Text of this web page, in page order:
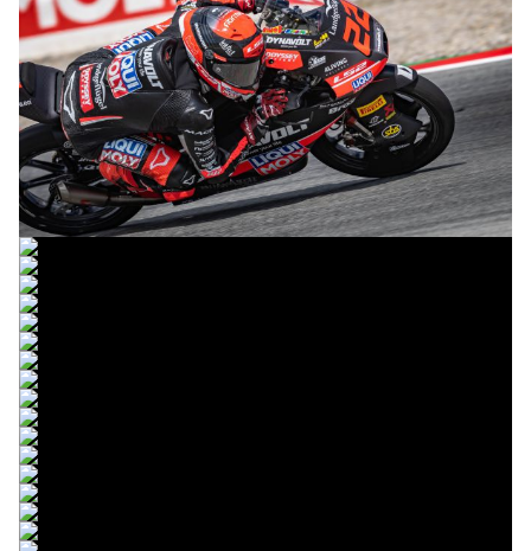
© R. Lekl
© R. Lekl
© R. Lekl
© R. Lekl
© R. Lekl
© R. Lekl
© R. Lekl
© R. Lekl
© R. Lekl
© R. Lekl
© R. Lekl
© R. Lekl
© R. Lekl
© R. Lekl
© R. Lekl